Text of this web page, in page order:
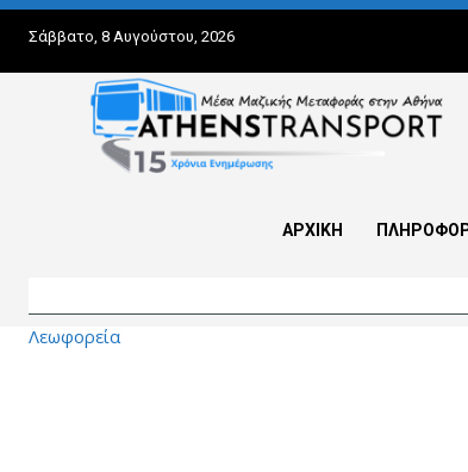
Σάββατο, 8 Αυγούστου, 2026
ΑΡΧΙΚΗ
Λεωφορεία